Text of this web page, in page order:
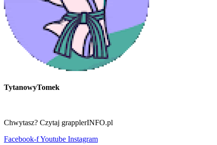
TytanowyTomek
Chwytasz? Czytaj grapplerINFO.pl
Facebook-fYoutube Instagram